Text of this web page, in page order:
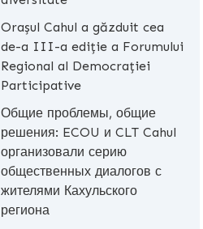
Orașul Cahul a găzduit cea
de-a III-a ediție a Forumului
Regional al Democrației
Participative
Общие проблемы, общие
решения: ECOU и CLT Cahul
организовали серию
общественных диалогов с
жителями Кахульского
региона